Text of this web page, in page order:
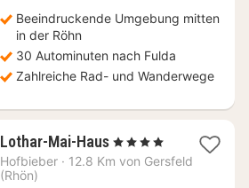
€
Beeindruckende Umgebung mitten
in der Röhn
30 Autominuten nach Fulda
Zahlreiche Rad- und Wanderwege
Lothar-Mai-Haus1
Nacht
, 4 Sterne
Hofbieber · 12.8 Km von Gersfeld
(Rhön)